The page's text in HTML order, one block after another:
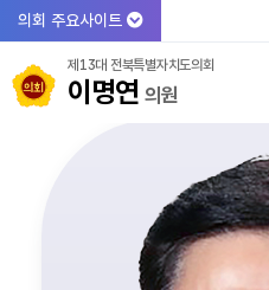
의회 주요사이트
제13대 전북특별자치도의회
이명연의원